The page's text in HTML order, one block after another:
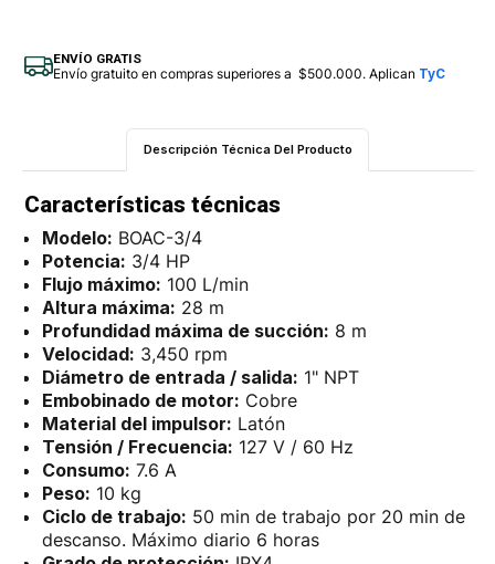
ENVÍO GRATIS
Envío gratuito en compras superiores a $500.000. Aplican TyC
Descripción Técnica Del Producto
Características técnicas
Modelo: BOAC-3/4
Potencia: 3/4 HP
Flujo máximo: 100 L/min
Altura máxima: 28 m
Profundidad máxima de succión: 8 m
Velocidad: 3,450 rpm
Diámetro de entrada / salida: 1" NPT
Embobinado de motor: Cobre
Material del impulsor: Latón
Tensión / Frecuencia: 127 V / 60 Hz
Consumo: 7.6 A
Peso: 10 kg
Ciclo de trabajo: 50 min de trabajo por 20 min de
descanso. Máximo diario 6 horas